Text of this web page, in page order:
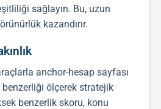
sağlayın. Bu, uzun
kazandırır.
anchor-hesap sayfası
ölçerek stratejik
benzerlik skoru, konu